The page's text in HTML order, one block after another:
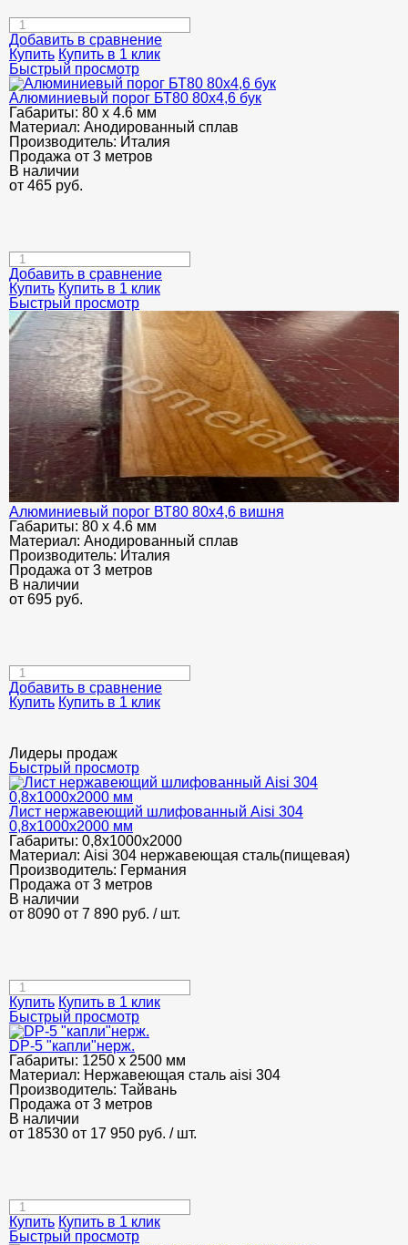
Добавить в сравнение
Купить Купить в 1 клик
Быстрый просмотр
Алюминиевый порог БТ80 80х4,6 бук
Габариты: 80 х 4.6 мм
Материал: Анодированный сплав
Производитель: Италия
Продажа от 3 метров
В наличии
от 465 руб.
Добавить в сравнение
Купить Купить в 1 клик
Быстрый просмотр
Алюминиевый порог ВТ80 80х4,6 вишня
Габариты: 80 х 4.6 мм
Материал: Анодированный сплав
Производитель: Италия
Продажа от 3 метров
В наличии
от 695 руб.
Добавить в сравнение
Купить Купить в 1 клик
Лидеры продаж
Быстрый просмотр
Лист нержавеющий шлифованный Aisi 304
0,8х1000х2000 мм
Габариты: 0,8х1000х2000
Материал: Aisi 304 нержавеющая сталь(пищевая)
Производитель: Германия
Продажа от 3 метров
В наличии
от 8090 от 7 890 руб. / шт.
Купить Купить в 1 клик
Быстрый просмотр
DP-5 "капли"нерж.
Габариты: 1250 х 2500 мм
Материал: Нержавеющая сталь aisi 304
Производитель: Тайвань
Продажа от 3 метров
В наличии
от 18530 от 17 950 руб. / шт.
Купить Купить в 1 клик
Быстрый просмотр